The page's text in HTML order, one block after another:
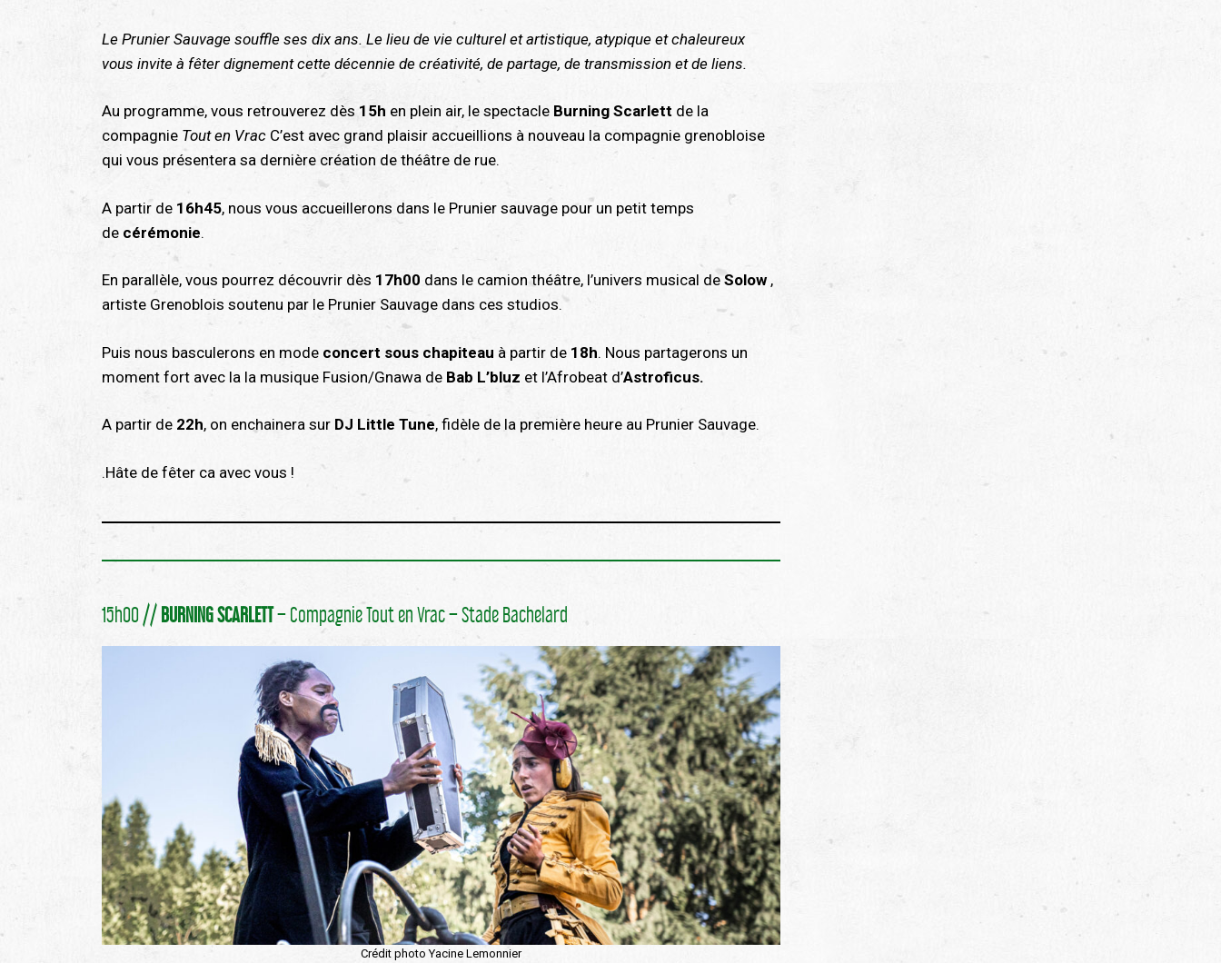
Le Prunier Sauvage souffle ses dix ans. Le lieu de vie culturel et artistique, atypique et chaleureux
vous invite à fêter dignement cette décennie de créativité, de partage, de transmission et de liens.
Au programme, vous retrouverez dès 15h en plein air, le spectacle Burning Scarlett de la
compagnie Tout en Vrac C’est avec grand plaisir accueillions à nouveau la compagnie grenobloise
qui vous présentera sa dernière création de théâtre de rue.
A partir de 16h45, nous vous accueillerons dans le Prunier sauvage pour un petit temps
de cérémonie.
En parallèle, vous pourrez découvrir dès 17h00 dans le camion théâtre, l’univers musical de Solow ,
artiste Grenoblois soutenu par le Prunier Sauvage dans ces studios.
Puis nous basculerons en mode concert sous chapiteau à partir de 18h. Nous partagerons un
moment fort avec la la musique Fusion/Gnawa de Bab L’bluz et l’Afrobeat d’Astroficus.
A partir de 22h, on enchainera sur DJ Little Tune, fidèle de la première heure au Prunier Sauvage.
.Hâte de fêter ca avec vous !
15h00 //BURNING SCARLETT– Compagnie Tout en Vrac – Stade Bachelard
Crédit photo Yacine Lemonnier